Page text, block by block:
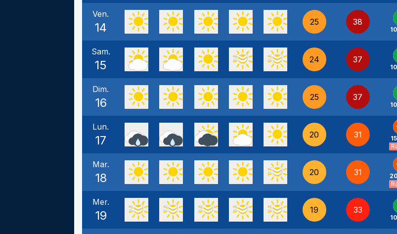
Ven.
14 25 38
Sam.
15 24 37
Dim.
16 25 37
Lun.
17 20 31 15
Mar.
18 20 31
Mer.
19 19 33